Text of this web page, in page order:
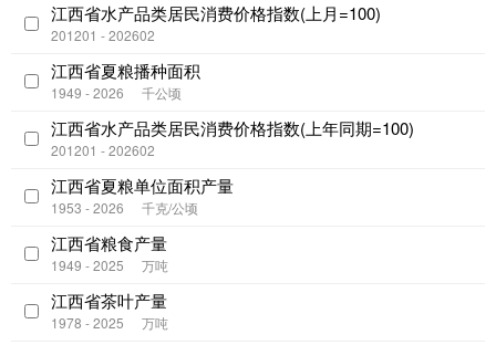
江西省水产品类居民消费价格指数(上月=100)
201201 - 202602
江西省夏粮播种面积
1949 - 2026 千公顷
江西省水产品类居民消费价格指数(上年同期=100)
201201 - 202602
江西省夏粮单位面积产量
1953 - 2026 千克/公顷
江西省粮食产量
1949 - 2025 万吨
江西省茶叶产量
1978 - 2025 万吨